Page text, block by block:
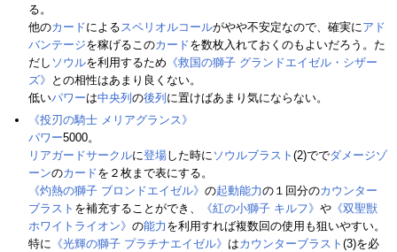
る。
他のカードによるスペリオルコールがやや不安定なので、確実にアド
バンテージを稼げるこのカードを数枚入れておくのもよいだろう。た
だし ソウルを利用するため 《救国の獅子 グランドエイゼル・シザー
ズ》 との相性はあまり良くない。
低いパワーは中央列 の後列 に置けばあまり気にならない。
《投刃の騎士 メリアグランス》
パワー5000。
リアガードサークルに登場した時に ソウルブラスト (2)ででダメージゾ
ーンのカードを２枚まで表にする。
《灼熱の獅子 ブロンドエイゼル》 の起動能力の１回分のカウンター
ブラスト を補充することができ、 《紅の小獅子 キルフ》 や 《双聖獣
ホワイトライオン》 の能力 を利用すれば複数回の使用も狙いやすい。
特に 《光輝の獅子 プラチナエイゼル》 はカウンターブラスト (3)を必